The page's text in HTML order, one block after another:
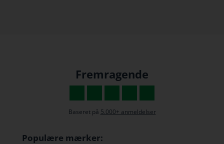
Fremragende
Baseret på 5.000+ anmeldelser
Populære mærker: